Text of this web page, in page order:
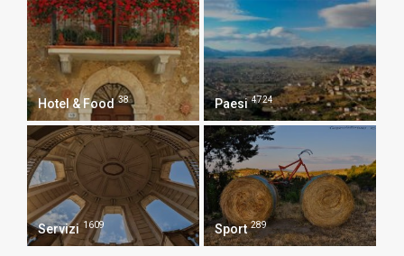
Hotel & Food 38 Paesi 4724
Servizi 1609 Sport 289